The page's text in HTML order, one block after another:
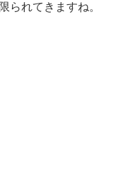
られてきますね。